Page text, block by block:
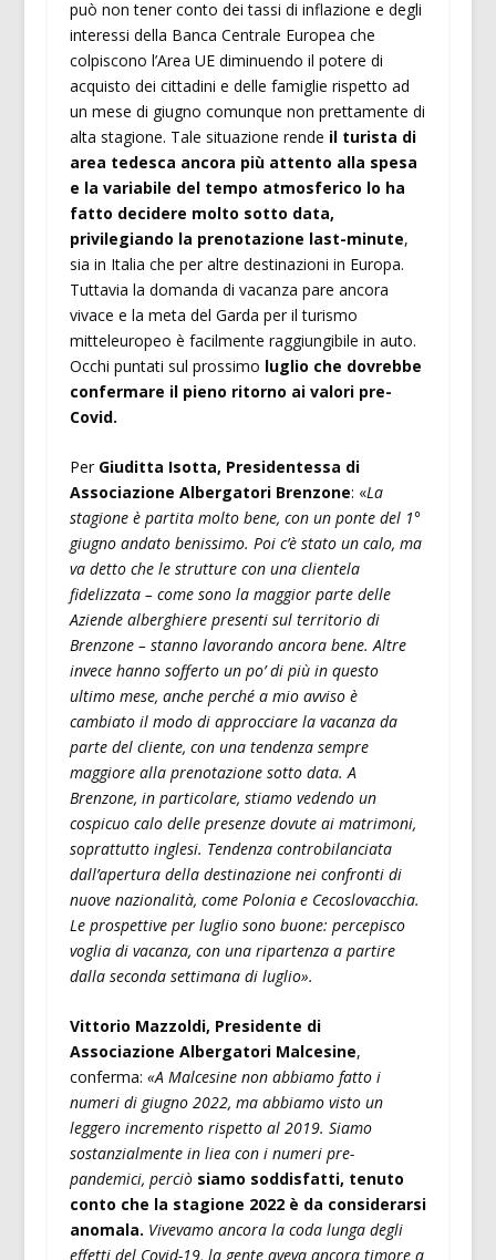
può non tener conto dei tassi di inflazione e degli
interessi della Banca Centrale Europea che
colpiscono l’Area UE diminuendo il potere di
acquisto dei cittadini e delle famiglie rispetto ad
un mese di giugno comunque non prettamente di
alta stagione. Tale situazione rende il turista di
area tedesca ancora più attento alla spesa
e la variabile del tempo atmosferico lo ha
fatto decidere molto sotto data,
privilegiando la prenotazione last-minute,
sia in Italia che per altre destinazioni in Europa.
Tuttavia la domanda di vacanza pare ancora
vivace e la meta del Garda per il turismo
mitteleuropeo è facilmente raggiungibile in auto.
Occhi puntati sul prossimo luglio che dovrebbe
confermare il pieno ritorno ai valori pre-
Covid.
Per Giuditta Isotta, Presidentessa di
Associazione Albergatori Brenzone: «La
stagione è partita molto bene, con un ponte del 1°
giugno andato benissimo. Poi c’è stato un calo, ma
va detto che le strutture con una clientela
fidelizzata – come sono la maggior parte delle
Aziende alberghiere presenti sul territorio di
Brenzone – stanno lavorando ancora bene. Altre
invece hanno sofferto un po’ di più in questo
ultimo mese, anche perché a mio avviso è
cambiato il modo di approcciare la vacanza da
parte del cliente, con una tendenza sempre
maggiore alla prenotazione sotto data. A
Brenzone, in particolare, stiamo vedendo un
cospicuo calo delle presenze dovute ai matrimoni,
soprattutto inglesi. Tendenza controbilanciata
dall’apertura della destinazione nei confronti di
nuove nazionalità, come Polonia e Cecoslovacchia.
Le prospettive per luglio sono buone: percepisco
voglia di vacanza, con una ripartenza a partire
dalla seconda settimana di luglio».
Vittorio Mazzoldi, Presidente di
Associazione Albergatori Malcesine,
conferma: «A Malcesine non abbiamo fatto i
numeri di giugno 2022, ma abbiamo visto un
leggero incremento rispetto al 2019. Siamo
sostanzialmente in liea con i numeri pre-
pandemici, perciò siamo soddisfatti, tenuto
conto che la stagione 2022 è da considerarsi
anomala. Vivevamo ancora la coda lunga degli
effetti del Covid-19, la gente aveva ancora timore a